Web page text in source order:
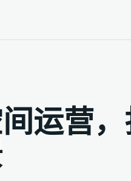
运营